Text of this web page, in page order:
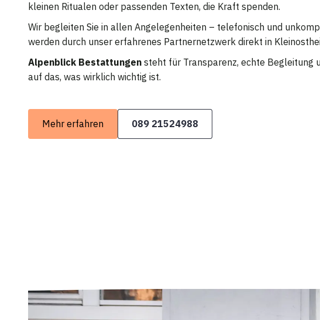
kleinen Ritualen oder passenden Texten, die Kraft spenden.
Wir begleiten Sie in allen Angelegenheiten – telefonisch und
werden durch unser erfahrenes Partnernetzwerk direkt in
Alpenblick Bestattungen steht für Transparenz, echte Begleitung
auf das, was wirklich wichtig ist.
Mehr erfahren 089 21524988